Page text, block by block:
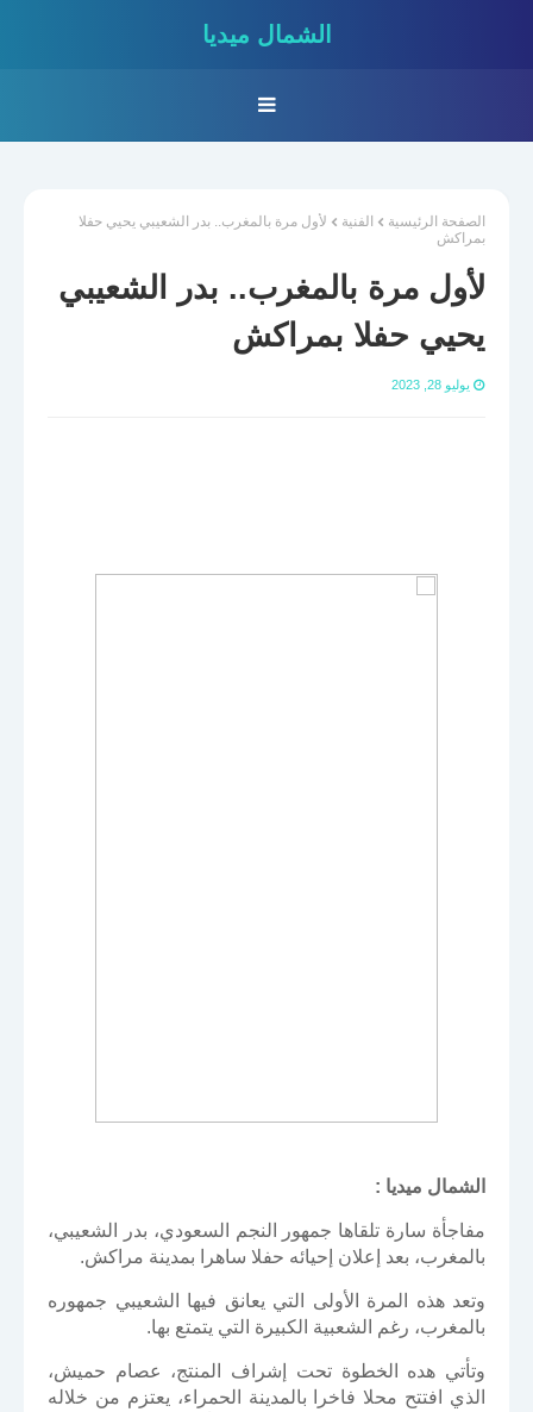
الشمال ميديا
الصفحة الرئيسية الفنية
لأول مرة بالمغرب.. بدر الشعيبي يحيي حفلا
بمراكش
لأول مرة بالمغرب.. بدر الشعيبي
يحيي حفلا بمراكش
يوليو 28, 2023
الشمال ميديا :
مفاجأة سارة تلقاها جمهور النجم السعودي، بدر الشعيبي،
بالمغرب، بعد إعلان إحيائه حفلا ساهرا بمدينة مراكش.
وتعد هذه المرة الأولى التي يعانق فيها الشعيبي جمهوره
بالمغرب، رغم الشعبية الكبيرة التي يتمتع بها.
وتأتي هده الخطوة تحت إشراف المنتج، عصام حميش،
الذي افتتح محلا فاخرا بالمدينة الحمراء، يعتزم من خلاله